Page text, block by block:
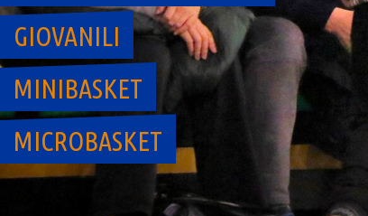
GIOVANILI
MINIBASKET
MICROBASKET